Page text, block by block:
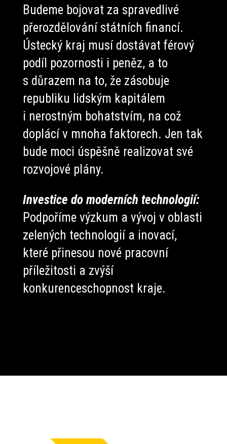
Budeme bojovat za spravedlivé
přerozdělování státních financí.
Ústecký kraj musí dostávat férový
podíl pozornosti i peněz, a to
s důrazem na to, že zásobuje
republiku lidským kapitálem
i nerostným bohatstvím, na což
doplácí v mnoha faktorech. Jen tak
bude moci úspěšně realizovat své
rozvojové plány.
Investice do moderních technologií:
Podpoříme výzkum a vývoj v oblasti
zelených technologií a inovací,
které přinesou nové pracovní
příležitosti a zvýší
konkurenceschopnost kraje.